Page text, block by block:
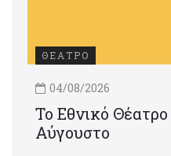
ΘΕΑΤΡΟ
04/08/2026
Το Εθνικό
Αύγουστο